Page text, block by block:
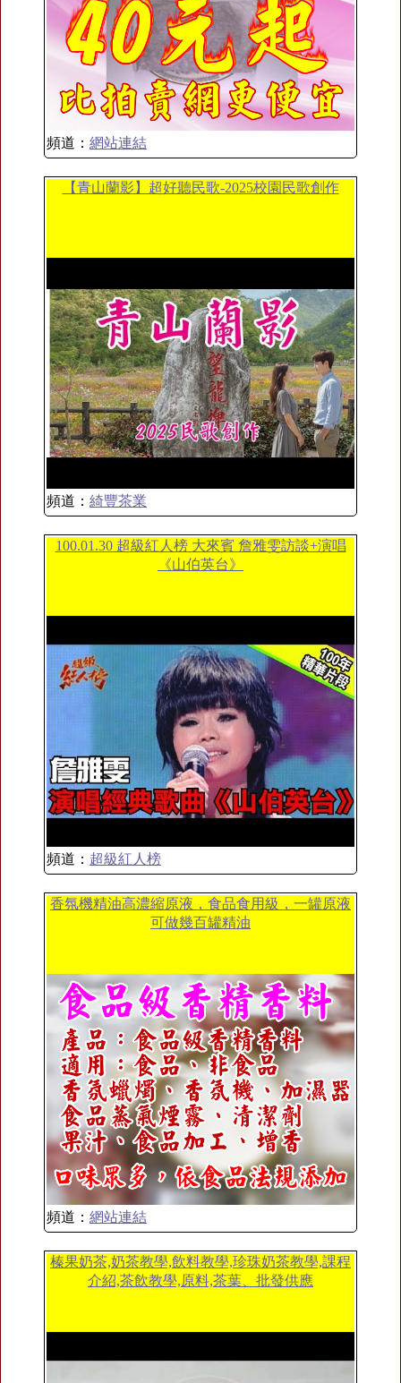
頻道： 網站連結
【青山蘭影】超好聽民歌-2025校園民歌創作
頻道： 綺豐茶業
100.01.30 超級紅人榜 大來賓 詹雅雯訪談+演唱
《山伯英台》
頻道： 超級紅人榜
香氛機精油高濃縮原液，食品食用級，一罐原液
可做幾百罐精油
頻道： 網站連結
榛果奶茶,奶茶教學,飲料教學,珍珠奶茶教學,課程
介紹,茶飲教學,原料,茶葉、批發供應